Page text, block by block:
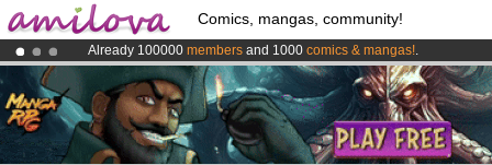
Comics, mangas, community!
Already 100000 members and 1000 comics & mangas!.
AmilovaKickstarter is now LIVE!.
Premium membership from3.95 euros per month !Get membership